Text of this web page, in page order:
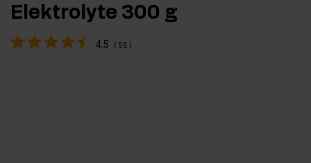
Elektrolyte 300 g
4.5 ( 55 )